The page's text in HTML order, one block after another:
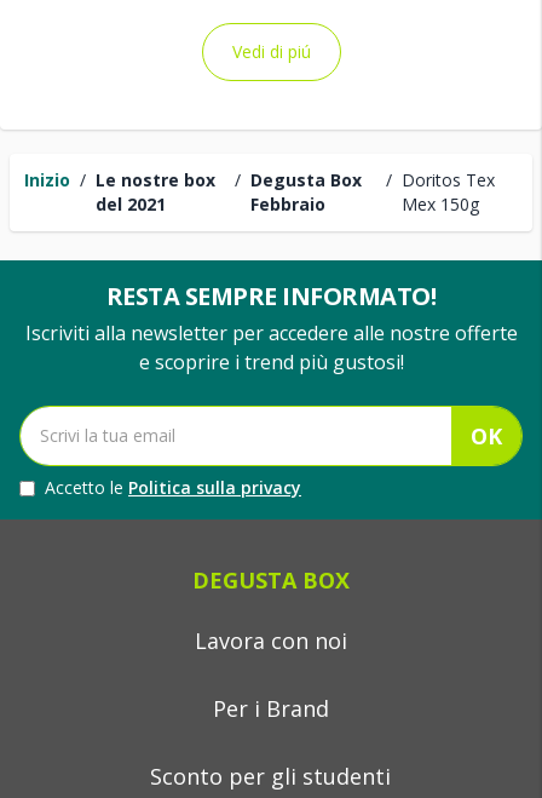
Inizio / Le nostre box
del 2021
/ Degusta Box
Febbraio
/ Doritos Tex
Mex 150g
Vedi di piú
RESTA SEMPRE INFORMATO!
Iscriviti alla newsletter per accedere alle nostre offerte
e scoprire i trend più gustosi!
OK
Accetto le Politica sulla privacy
DEGUSTA BOX
Lavora con noi
Per i Brand
Sconto per gli studenti